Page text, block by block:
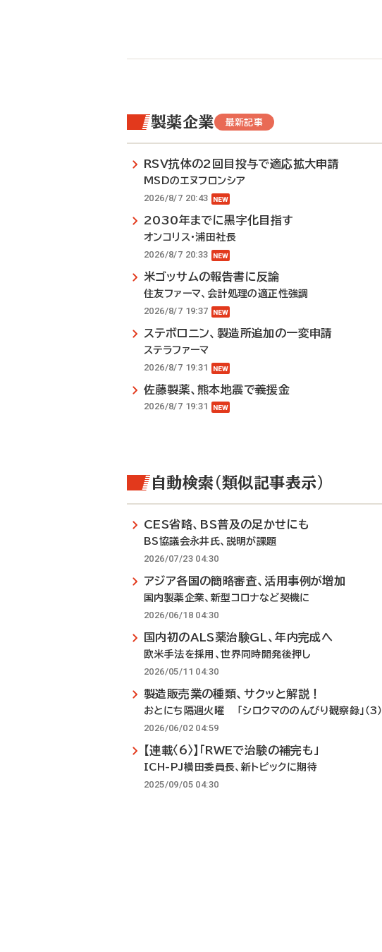
て
製薬企業 最新記事
RSV抗体の2回目投与で適応拡大申請
MSDのエヌフロンシア
2026/8/7 20:43
2030年までに黒字化目指す
オンコリス・浦田社長
2026/8/7 20:33
米ゴッサムの報告書に反論
住友ファーマ、会計処理の適正性強調
2026/8/7 19:37
ステボロニン、製造所追加の一変申請
ステラファーマ
2026/8/7 19:31
佐藤製薬、熊本地震で義援金
2026/8/7 19:31
自動検索（類似記事表示）
CES省略、BS普及の足かせにも
BS協議会永井氏、説明が課題
2026/07/23 04:30
アジア各国の簡略審査、活用事例が増加
国内製薬企業、新型コロナなど契機に
2026/06/18 04:30
国内初のALS薬治験GL、年内完成へ
欧米手法を採用、世界同時開発後押し
2026/05/11 04:30
製造販売業の種類、サクッと解説！
おとにち隔週火曜 「シロクマののんびり観察録」（3）
2026/06/02 04:59
【連載〈6〉】「RWEで治験の補完も」
ICH-PJ横田委員長、新トピックに期待
2025/09/05 04:30